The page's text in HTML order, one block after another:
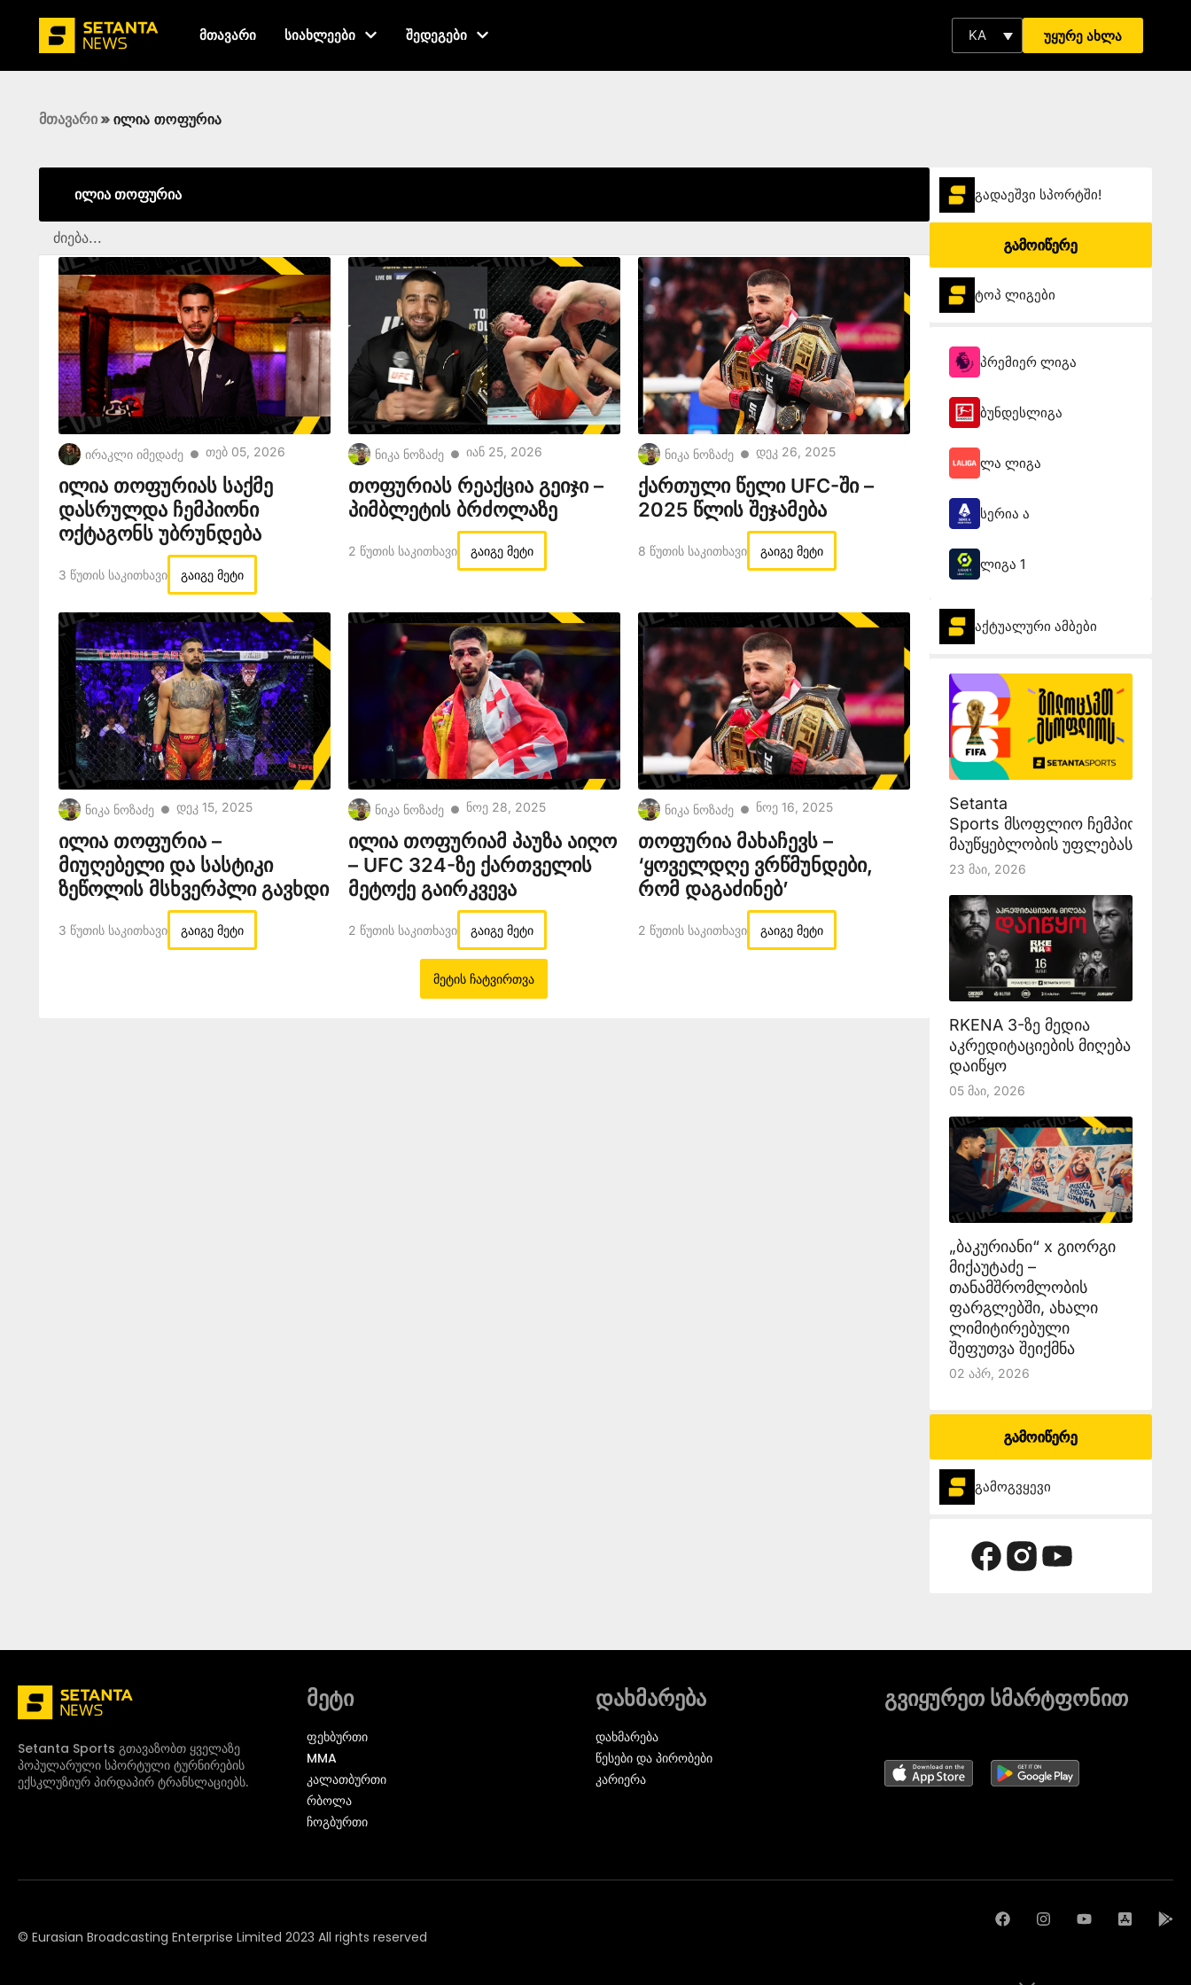
მთავარი სიახლეები შედეგები KA უყურე ახლა
მთავარი » ილია თოფურია
ილია თოფურია
ირაკლი იმედაძე ● Თებ 05, 2026
ილია თოფურიას საქმე
დასრულდა ჩემპიონი
ოქტაგონს უბრუნდება
3 Წუთის Საკითხავი გაიგე მეტი
ნიკა ნოზაძე ● Იან 25, 2026
თოფურიას რეაქცია გეიჯი –
პიმბლეტის ბრძოლაზე
2 Წუთის Საკითხავი გაიგე მეტი
ნიკა ნოზაძე ● Დეკ 26, 2025
ქართული წელი UFC-ში –
2025 წლის შეჯამება
8 Წუთის Საკითხავი გაიგე მეტი
ნიკა ნოზაძე ● Დეკ 15, 2025
ილია თოფურია –
მიუღებელი და სასტიკი
ზეწოლის მსხვერპლი გავხდი
3 Წუთის Საკითხავი გაიგე მეტი
ნიკა ნოზაძე ● Ნოე 28, 2025
ილია თოფურიამ პაუზა აიღო
– UFC 324-ზე ქართველის
მეტოქე გაირკვევა
2 Წუთის Საკითხავი გაიგე მეტი
ნიკა ნოზაძე ● Ნოე 16, 2025
თოფურია მახაჩევს –
‘ყოველდღე ვრწმუნდები,
რომ დაგაძინებ’
2 Წუთის Საკითხავი გაიგე მეტი
მეტის ჩატვირთვა
გადაეშვი სპორტში!
გამოიწერე
ტოპ ლიგები
პრემიერ ლიგა
ბუნდესლიგა
ლა ლიგა
სერია ა
ლიგა 1
აქტუალური ამბები
Setanta
Sports მსოფლიო ჩემპიონატის
მაუწყებლობის უფლებას
23 Მაი, 2026
RKENA 3-ზე მედია
აკრედიტაციების მიღება
დაიწყო
05 Მაი, 2026
„ბაკურიანი“ x გიორგი
მიქაუტაძე –
თანამშრომლობის
ფარგლებში, ახალი
ლიმიტირებული
შეფუთვა შეიქმნა
02 Აპრ, 2026
გამოიწერე
გამოგვყევი
Setanta Sports გთავაზობთ ყველაზე
პოპულარული სპორტული ტურნირების
ექსკლუზიურ პირდაპირ ტრანსლაციებს.
მეტი
ᲤᲔᲮᲑᲣᲠᲗᲘ
MMA
ᲙᲐᲚᲐᲗᲑᲣᲠᲗᲘ
ᲠᲑᲝᲚᲐ
ᲩᲝᲒᲑᲣᲠᲗᲘ
დახმარება
დახმარება
წესები და პირობები
კარიერა
გვიყურეთ სმარტფონით
© Eurasian Broadcasting Enterprise Limited 2023 All rights reserved